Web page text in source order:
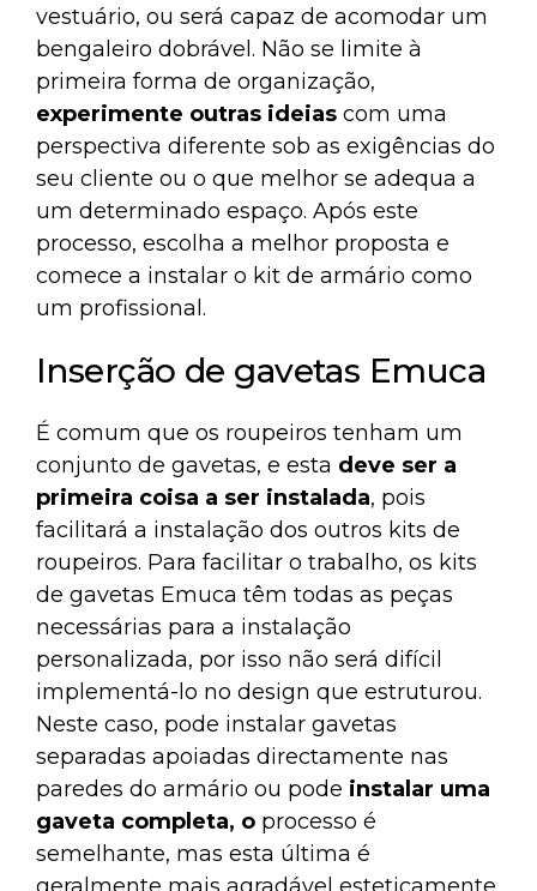
vestuário, ou será capaz de acomodar um
bengaleiro dobrável. Não se limite à
primeira forma de organização,
experimente outras ideias com uma
perspectiva diferente sob as exigências do
seu cliente ou o que melhor se adequa a
um determinado espaço. Após este
processo, escolha a melhor proposta e
comece a instalar o kit de armário como
um profissional.
Inserção de gavetas Emuca
É comum que os roupeiros tenham um
conjunto de gavetas, e esta deve ser a
primeira coisa a ser instalada, pois
facilitará a instalação dos outros kits de
roupeiros. Para facilitar o trabalho, os kits
de gavetas Emuca têm todas as peças
necessárias para a instalação
personalizada, por isso não será difícil
implementá-lo no design que estruturou.
Neste caso, pode instalar gavetas
separadas apoiadas directamente nas
paredes do armário ou pode instalar uma
gaveta completa, o processo é
semelhante, mas esta última é